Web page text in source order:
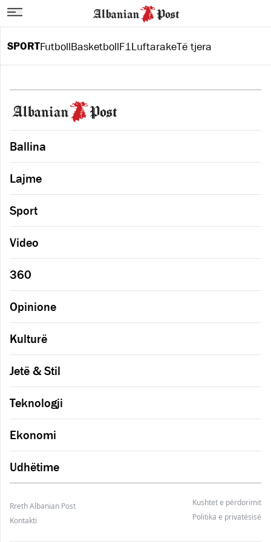
SPORTFutbollBasketbollF1 LuftarakeTë tjera
Ballina
Lajme
Sport
Video
360
Opinione
Kulturë
Jetë & Stil
Teknologji
Ekonomi
Udhëtime
Rreth Albanian Post
Kushtet e përdorimit
Kontakti
Politika e privatësisë